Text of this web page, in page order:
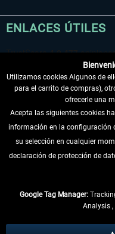
ENLACES ÚTILES
DESISTIR DEL CONTRATO
INFORMACIÓN
Utilizamos cookies Algunos de
para el carrito de compras),
ofrecerle una
Acepta las siguientes cookies
información en la configuración
su selección en cualquier
declaración de protección de
Google Tag Manager:
Analysis ,